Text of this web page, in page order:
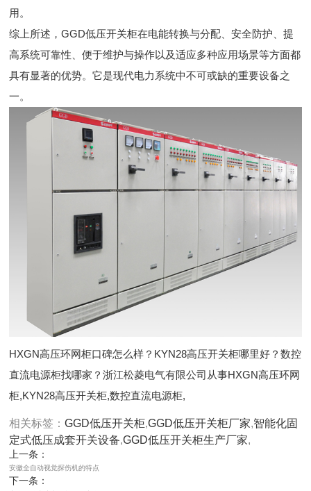
用。
综上所述，GGD低压开关柜在电能转换与分配、安全防护、提
高系统可靠性、便于维护与操作以及适应多种应用场景等方面都
具有显著的优势。它是现代电力系统中不可或缺的重要设备之
一。
HXGN高压环网柜口碑怎么样？KYN28高压开关柜哪里好？数控
直流电源柜找哪家？浙江松菱电气有限公司从事HXGN高压环网
柜,KYN28高压开关柜,数控直流电源柜,
相关标签：GGD低压开关柜,GGD低压开关柜厂家,智能化固
定式低压成套开关设备,GGD低压开关柜生产厂家,
上一条：
安徽全自动视觉探伤机的特点
下一条：